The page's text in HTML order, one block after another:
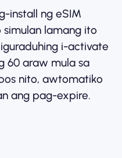
install ng eSIM
lamang ito
i-activate
60 araw mula sa
nito, awtomatiko
ang pag-expire.